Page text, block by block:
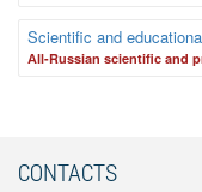
Scientific and
Аll-Russian scientific and
CONTACTS